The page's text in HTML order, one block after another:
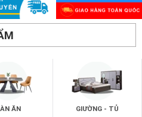
ĂN GIƯỜNG - TỦ